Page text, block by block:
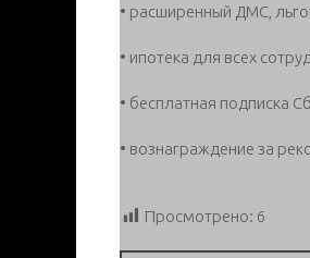
• расширенный ДМС,
• ипотека для всех
• бесплатная подписка
• вознаграждение за
Просмотрено: 6